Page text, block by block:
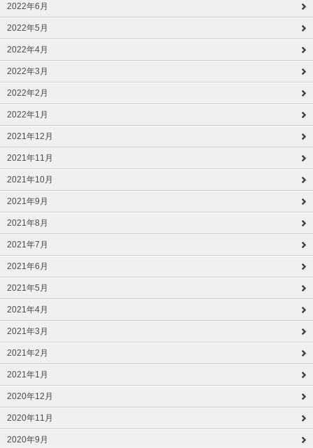
2022年6月
2022年5月
2022年4月
2022年3月
2022年2月
2022年1月
2021年12月
2021年11月
2021年10月
2021年9月
2021年8月
2021年7月
2021年6月
2021年5月
2021年4月
2021年3月
2021年2月
2021年1月
2020年12月
2020年11月
2020年9月